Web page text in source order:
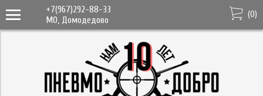
+7(967)292-88-33
МО, Домодедово
(0)